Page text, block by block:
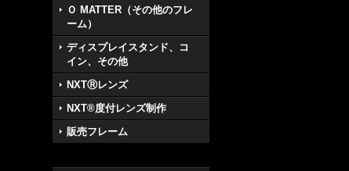
Ｏ MATTER（その他のフレ
ーム）
ディスプレイスタンド、コ
イン、その他
NXTⓇレンズ
NXT®度付レンズ制作
販売フレーム